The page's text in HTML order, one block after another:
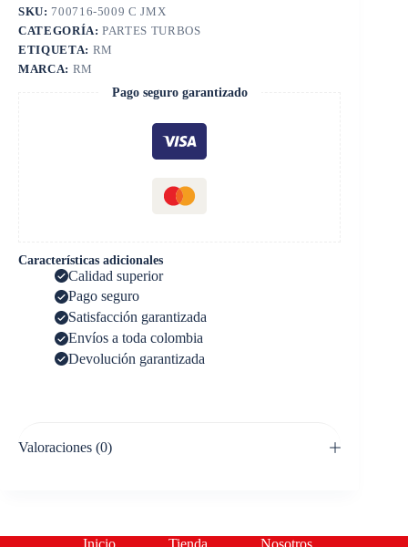
SKU: 700716-5009 C JMX
CATEGORÍA:PARTES TURBOS
ETIQUETA: RM
MARCA: RM
Pago seguro garantizado
Características adicionales
Calidad superior
Pago seguro
Satisfacción garantizada
Envíos a toda colombia
Devolución garantizada
Valoraciones (0)
Inicio Tienda
Nosotros